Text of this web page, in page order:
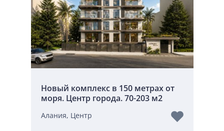
Новый комплекс в 150 метрах от
моря. Центр города. 70-203 м2
Алания, Центр